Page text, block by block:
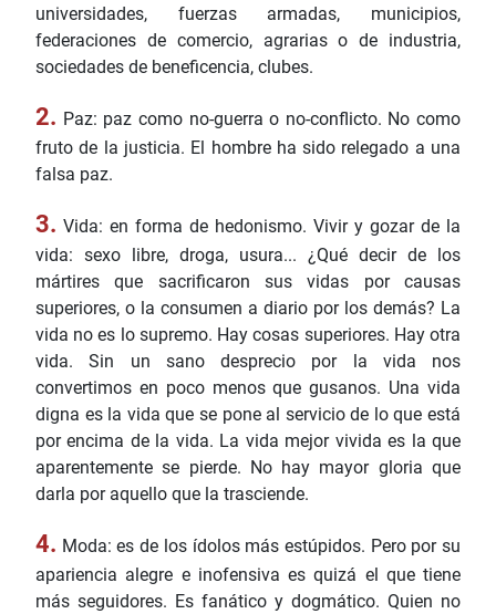
universidades, fuerzas armadas, municipios,
federaciones de comercio, agrarias o de industria,
sociedades de beneficencia, clubes.
2. Paz: paz como no-guerra o no-conflicto. No como
fruto de la justicia. El hombre ha sido relegado a una
falsa paz.
3. Vida: en forma de hedonismo. Vivir y gozar de la
vida: sexo libre, droga, usura... ¿Qué decir de los
mártires que sacrificaron sus vidas por causas
superiores, o la consumen a diario por los demás? La
vida no es lo supremo. Hay cosas superiores. Hay otra
vida. Sin un sano desprecio por la vida nos
convertimos en poco menos que gusanos. Una vida
digna es la vida que se pone al servicio de lo que está
por encima de la vida. La vida mejor vivida es la que
aparentemente se pierde. No hay mayor gloria que
darla por aquello que la trasciende.
4. Moda: es de los ídolos más estúpidos. Pero por su
apariencia alegre e inofensiva es quizá el que tiene
más seguidores. Es fanático y dogmático. Quien no